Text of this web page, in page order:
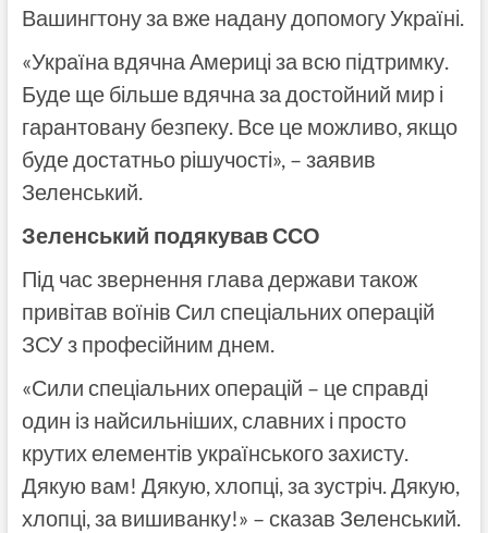
Вашингтону за вже надану допомогу Україні.
«Україна вдячна Америці за всю підтримку.
Буде ще більше вдячна за достойний мир і
гарантовану безпеку. Все це можливо, якщо
буде достатньо рішучості», – заявив
Зеленський.
Зеленський подякував ССО
Під час звернення глава держави також
привітав воїнів Сил спеціальних операцій
ЗСУ з професійним днем.
«Сили спеціальних операцій – це справді
один із найсильніших, славних і просто
крутих елементів українського захисту.
Дякую вам! Дякую, хлопці, за зустріч. Дякую,
хлопці, за вишиванку!» – сказав Зеленський.